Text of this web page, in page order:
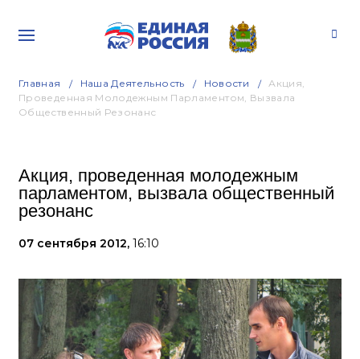
Главная Наша Деятельность Новости
Акция,
Проведенная Молодежным Парламентом, Вызвала
Общественный Резонанс
Акция, проведенная молодежным
парламентом, вызвала общественный
резонанс
07 сентября 2012, 16:10